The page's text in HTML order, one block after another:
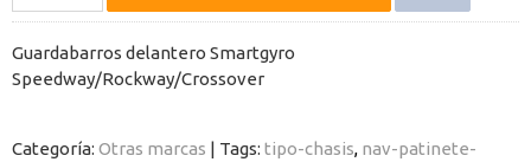
Guardabarros delantero Smartgyro
Speedway/Rockway/Crossover
Categoría: Otras marcas | Tags: tipo-chasis nav-patinete-